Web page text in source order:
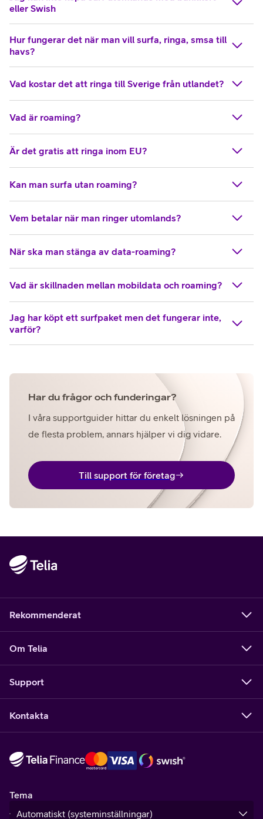
eller Swish
Hur fungerar det när man vill surfa, ringa, smsa till
havs?
Vad kostar det att ringa till Sverige från utlandet?
Vad är roaming?
Är det gratis att ringa inom EU?
Kan man surfa utan roaming?
Vem betalar när man ringer utomlands?
När ska man stänga av data-roaming?
Vad är skillnaden mellan mobildata och roaming?
Jag har köpt ett surfpaket men det fungerar inte,
varför?
Har du frågor och funderingar?
I våra supportguider hittar du enkelt lösningen på
de flesta problem, annars hjälper vi dig vidare.
Till support för företag
Rekommenderat
Om Telia
Support
Kontakta
Tema